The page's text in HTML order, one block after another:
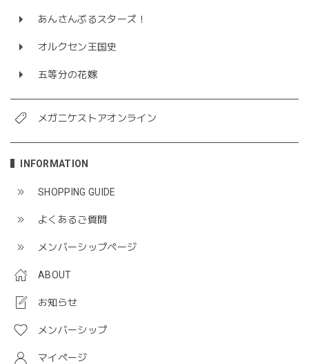
あんさんぶるスターズ！
オルクセン王国史
五等分の花嫁
メガニケストアオンライン
INFORMATION
SHOPPING GUIDE
よくあるご質問
メンバーシップページ
ABOUT
お知らせ
メンバーシップ
マイページ